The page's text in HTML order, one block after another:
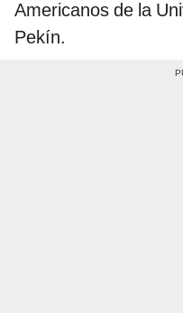
Americanos de la
Pekín.